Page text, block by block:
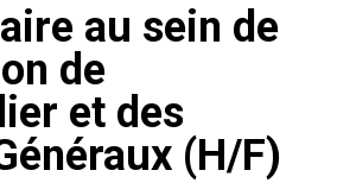
au sein de
de
et des
(H/F)